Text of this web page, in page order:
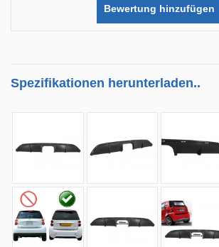
Bewertung hinzufügen
Spezifikationen herunterladen..